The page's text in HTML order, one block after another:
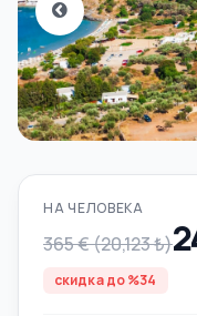
НА ЧЕЛОВЕКА
365 € (20,123 ₺)
скидка до %34